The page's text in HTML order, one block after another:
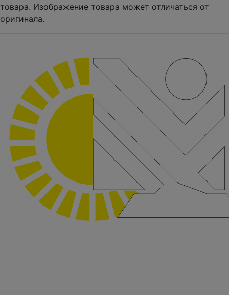
товара. Изображение товара может отличаться от
оригинала.